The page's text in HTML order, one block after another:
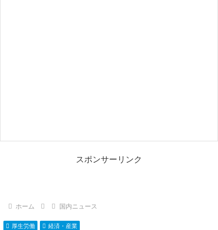
スポンサーリンク
ホーム 国内ニュース
厚生労働 経済・産業